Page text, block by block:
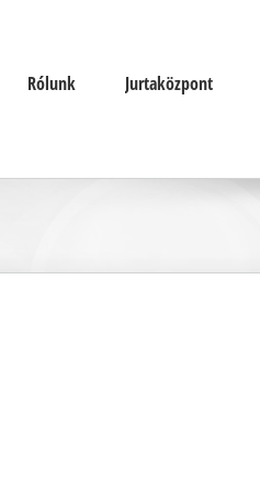
Rólunk Jurtaközpont